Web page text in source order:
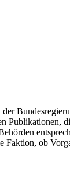
der
Publikationen,
Faktion, ob